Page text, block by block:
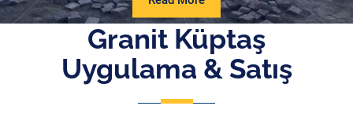
More
Granit Küptaş
Uygulama & Satış